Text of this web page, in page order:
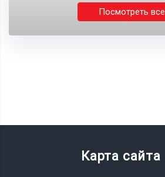
Посмотреть все
Карта сайта